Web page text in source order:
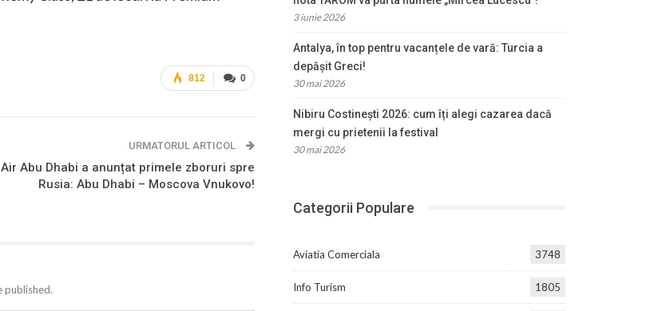
0
812
URMATORUL ARTICOL
Abu Dhabi a anunțat primele zboruri spre
Rusia: Abu Dhabi – Moscova Vnukovo!
published.
3 iunie 2026
Antalya, în top pentru vacanțele de vară: Turcia a
depășit Greci!
30 mai 2026
Nibiru Costinești 2026: cum îți alegi cazarea dacă
mergi cu prietenii la festival
30 mai 2026
Categorii Populare
Aviatia Comerciala 3748
Info Turism 1805